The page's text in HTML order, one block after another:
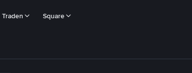
Traden Square